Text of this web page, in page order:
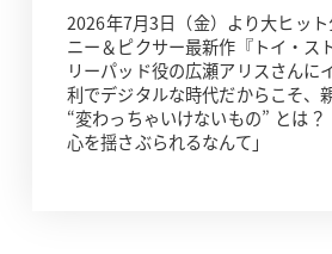
2026年7月3日（金）より大ヒッ
ニー＆ピクサー最新作『トイ・ス
リーパッド役の広瀬アリスさんに
利でデジタルな時代だからこそ、
“変わっちゃいけないもの” とは？
心を揺さぶられるなんて」